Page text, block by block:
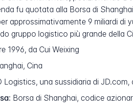
fu quotata alla Borsa di
approssimativamente 9 miliardi di
gruppo logistico più grande della
1996, da Cui Weixing
Cina
Logistics, una sussidiaria di
Borsa di Shanghai, codice